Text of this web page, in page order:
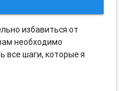
избавиться от
необходимо
все шаги, которые я